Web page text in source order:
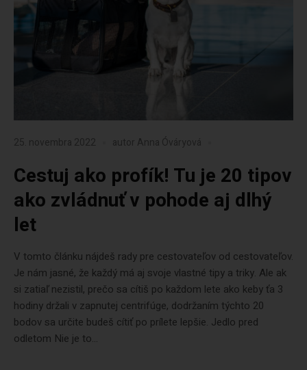
25. novembra 2022 autor Anna Óváryová
Cestuj ako profík! Tu je 20 tipov
ako zvládnuť v pohode aj dlhý
let
V tomto článku nájdeš rady pre cestovateľov od cestovateľov.
Je nám jasné, že každý má aj svoje vlastné tipy a triky. Ale ak
si zatiaľ nezistil, prečo sa cítiš po každom lete ako keby ťa 3
hodiny držali v zapnutej centrifúge, dodržaním týchto 20
bodov sa určite budeš cítiť po prílete lepšie. Jedlo pred
odletom Nie je to...